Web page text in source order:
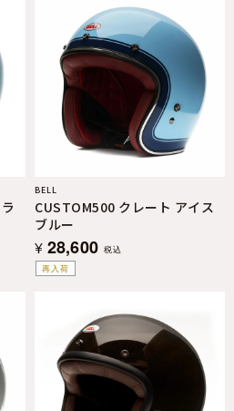
再入荷
BELL
CUSTOM500 クレート アイス
ブルー
¥ 28,600 税込